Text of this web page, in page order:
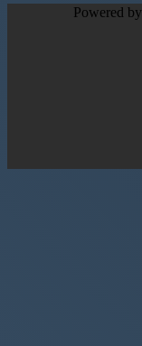
Powered by